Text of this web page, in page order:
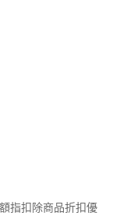
指扣除商品折扣優